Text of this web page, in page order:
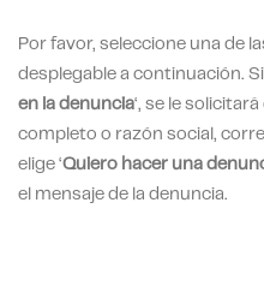
Por favor, seleccione una de
desplegable a continuación. Si
en la denuncia‘, se le
completo o razón social,
elige ‘Quiero hacer una
el mensaje de la denuncia.